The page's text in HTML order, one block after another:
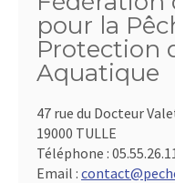
pour la
Protection
Aquatique
47 rue du Docteur
19000 TULLE
Téléphone :
Email :